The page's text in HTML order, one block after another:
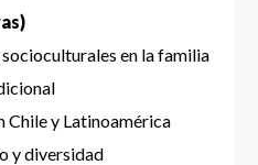
en la familia
y Latinoamérica
y diversidad